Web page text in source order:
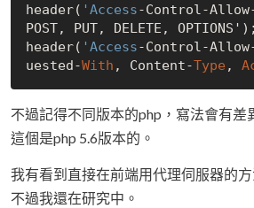
header( 'Access-Control-Allow-
POST, PUT, DELETE, OPTIONS');
header( 'Access-Control-
uested-With , Content-Type ,
不過記得不同版本的php，寫法會有差
這個是php 5.6版本的。
我有看到直接在前端用代理伺服器的
不過我還在研究中。